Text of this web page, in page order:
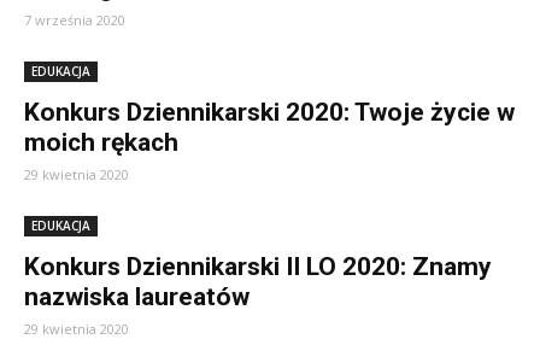
7 września 2020
EDUKACJA
Konkurs Dziennikarski 2020: Twoje życie w
moich rękach
29 kwietnia 2020
EDUKACJA
Konkurs Dziennikarski II LO 2020: Znamy
nazwiska laureatów
29 kwietnia 2020